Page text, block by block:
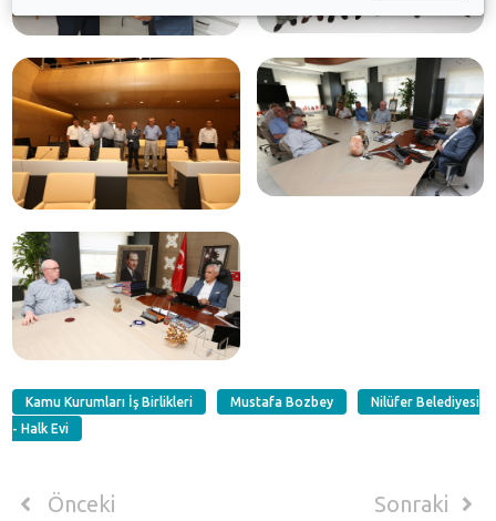
Kamu Kurumları İş Birlikleri Mustafa Bozbey
Nilüfer Belediyesi
- Halk Evi
Önceki Sonraki